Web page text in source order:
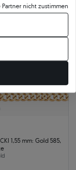
1,55 mm: Gold 585,
nicht zustimmen
bestimmen Sie Ihre
indem Sie